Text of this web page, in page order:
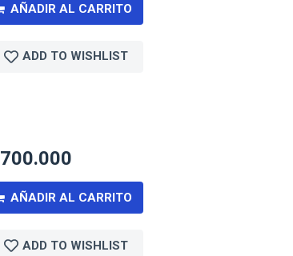
AÑADIR AL CARRITO
ADD TO WISHLIST
700.000
AÑADIR AL CARRITO
ADD TO WISHLIST